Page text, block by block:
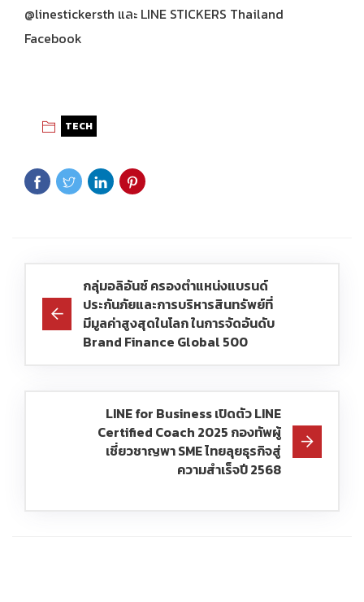
@linestickersth และ LINE STICKERS Thailand
Facebook
TECH
กลุ่มอลิอันซ์ ครองตำแหน่งแบรนด์
ประกันภัยและการบริหารสินทรัพย์ที่
มีมูลค่าสูงสุดในโลก ในการจัดอันดับ
Brand Finance Global 500
LINE for Business เปิดตัว LINE
Certified Coach 2025 กองทัพผู้
เชี่ยวชาญพา SME ไทยลุยธุรกิจสู่
ความสำเร็จปี 2568